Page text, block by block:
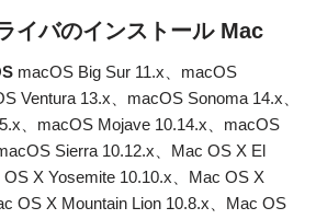
イバのインストール Mac
macOS Big Sur 11.x、macOS
Ventura 13.x、macOS Sonoma 14.x、
、macOS Mojave 10.14.x、macOS
Sierra 10.12.x、Mac OS X El
X Yosemite 10.10.x、Mac OS X
OS X Mountain Lion 10.8.x、Mac OS